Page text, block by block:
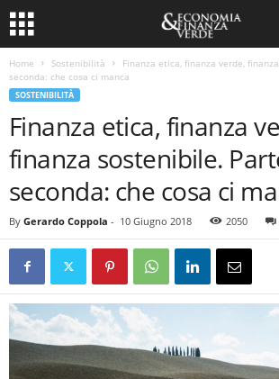
Home Sostenibilità
Finanza etica, finanza verde,
seconda: che cosa ci manca
SOSTENIBILITÀ
Finanza etica, finanza
finanza sostenibile.
seconda: che cosa ci
By Gerardo Coppola - 10 Giugno 2018 2050